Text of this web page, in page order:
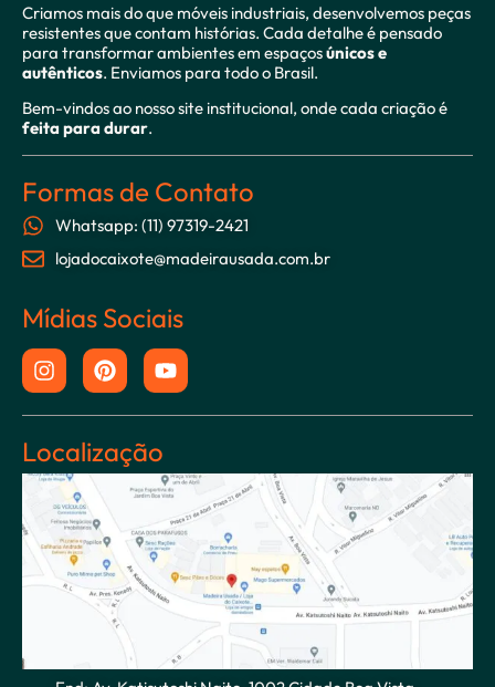
Criamos mais do que móveis industriais, desenvolvemos peças
resistentes que contam histórias. Cada detalhe é pensado
para transformar ambientes em espaçosúnicos e
autênticos. Enviamos para todo o Brasil.
Bem-vindos ao nosso site institucional, onde cada criação é
feita para durar.
Formas de Contato
Whatsapp: (11) 97319-2421
lojadocaixote@madeirausada.com.br
Mídias Sociais
Localização